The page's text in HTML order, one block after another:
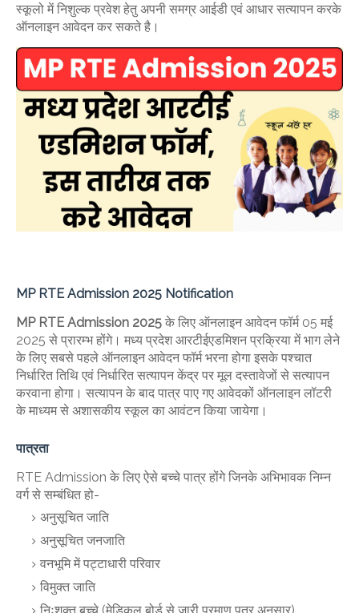
स्कूलो में निशुल्क प्रवेश हेतु अपनी समग्र आईडी एवं आधार सत्यापन करके
ऑनलाइन आवेदन कर सकते है।
MP RTE Admission 2025 Notification
MP RTE Admission 2025 के लिए ऑनलाइन आवेदन फॉर्म 05 मई
2025 से प्रारम्भ होंगे। मध्य प्रदेश आरटीईएडमिशन प्रक्रिया में भाग लेने
के लिए सबसे पहले ऑनलाइन आवेदन फॉर्म भरना होगा इसके पश्चात
निर्धारित तिथि एवं निर्धारित सत्यापन केंद्र पर मूल दस्तावेजों से सत्यापन
करवाना होगा। सत्यापन के बाद पात्र पाए गए आवेदकों ऑनलाइन लॉटरी
के माध्यम से अशासकीय स्कूल का आवंटन किया जायेगा।
पात्रता
RTE Admission के लिए ऐसे बच्चे पात्र होंगे जिनके अभिभावक निम्न
वर्ग से सम्बंधित हो-
अनुसूचित जाति
अनुसूचित जनजाति
वनभूमि में पट्टाधारी परिवार
विमुक्त जाति
निःशक्त बच्चे (मेडिकल बोर्ड से जारी प्रमाण पत्र अनुसार)